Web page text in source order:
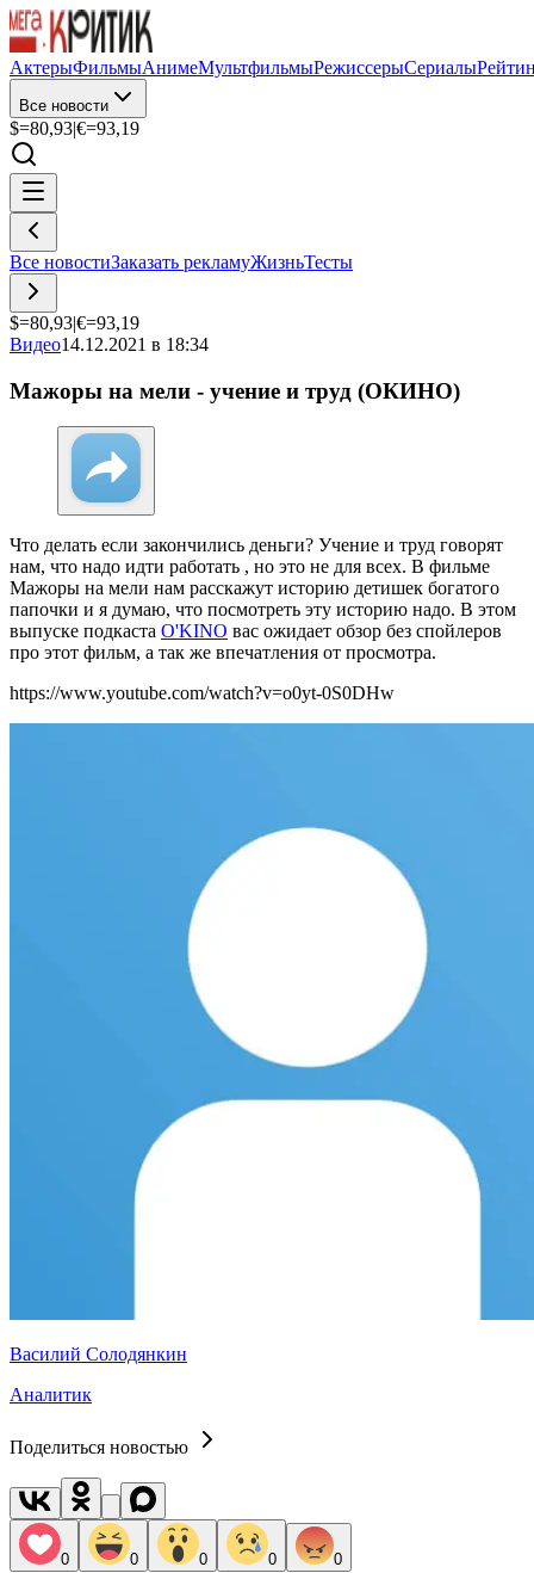
АктерыФильмыАнимеМультфильмыРежиссерыСериалы
Все новости
$=80,93|€=93,19
Все новостиЗаказать рекламуЖизньТесты
$=80,93|€=93,19
Видео14.12.2021 в 18:34
Мажоры на мели - учение и труд (ОКИНО)
Что делать если закончились деньги? Учение и труд говорят
нам, что надо идти работать , но это не для всех. В фильме
Мажоры на мели нам расскажут историю детишек богатого
папочки и я думаю, что посмотреть эту историю надо. В этом
выпуске подкаста O'KINO вас ожидает обзор без спойлеров
про этот фильм, а так же впечатления от просмотра.
https://www.youtube.com/watch?v=o0yt-0S0DHw
Василий Солодянкин
Аналитик
Поделиться новостью
0 0 0 0 0